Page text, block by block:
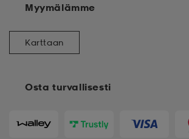
Osta turvallisesti
Myymälämme
Karttaan